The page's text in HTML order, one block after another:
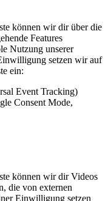
können wir dir über die
Features
Nutzung unserer
setzen wir auf
ein:
Event Tracking)
Consent Mode,
können wir dir Videos
die von externen
Einwilligung setzen